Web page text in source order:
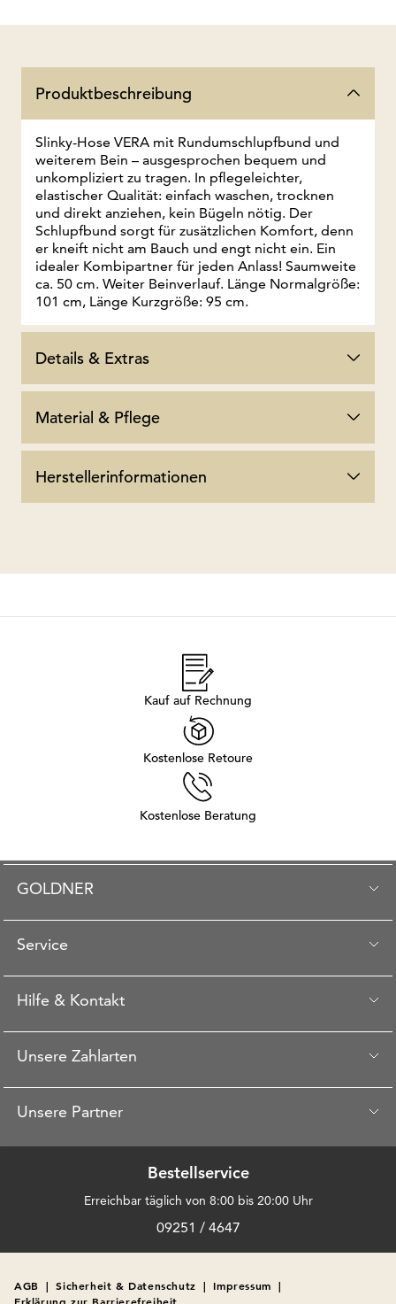
Produktbeschreibung
Slinky-Hose VERA mit Rundumschlupfbund und
weiterem Bein – ausgesprochen bequem und
unkompliziert zu tragen. In pflegeleichter,
elastischer Qualität: einfach waschen, trocknen
und direkt anziehen, kein Bügeln nötig. Der
Schlupfbund sorgt für zusätzlichen Komfort, denn
er kneift nicht am Bauch und engt nicht ein. Ein
idealer Kombipartner für jeden Anlass! Saumweite
ca. 50 cm. Weiter Beinverlauf. Länge Normalgröße:
101 cm, Länge Kurzgröße: 95 cm.
Details & Extras
Material & Pflege
Herstellerinformationen
Kauf auf Rechnung
Kostenlose Retoure
Kostenlose Beratung
GOLDNER
Service
Hilfe & Kontakt
Unsere Zahlarten
Unsere Partner
Bestellservice
Erreichbar täglich von 8:00 bis 20:00 Uhr
09251 / 4647
AGB | Sicherheit & Datenschutz | Impressum |
Erklärung zur Barrierefreiheit